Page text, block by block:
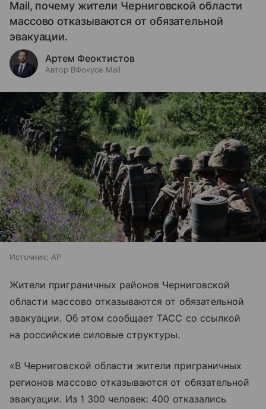
Mail, почему жители Черниговской области
массово отказываются от обязательной
эвакуации.
Артем Феоктистов
Автор ВФокусе Mail
Источник: AP
Жители приграничных районов Черниговской
области массово отказываются от обязательной
эвакуации. Об этом сообщает ТАСС со ссылкой
на российские силовые структуры.
«В Черниговской области жители приграничных
регионов массово отказываются от обязательной
эвакуации. Из 1 300 человек: 400 отказались